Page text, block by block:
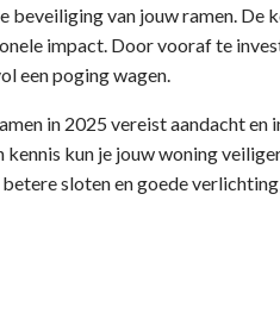
beveiliging van jouw ramen. De
impact. Door vooraf te
een poging wagen.
in 2025 vereist aandacht
kun je jouw woning
sloten en goede